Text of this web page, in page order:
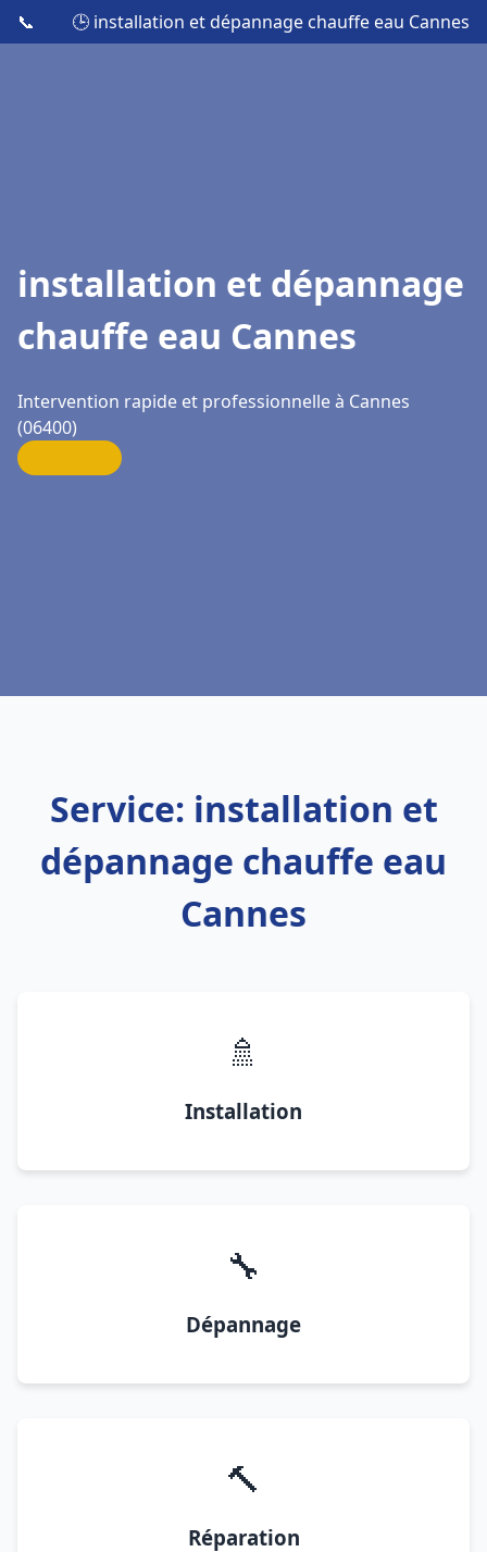
📞 🕒 installation et dépannage chauffe eau Cannes
installation et dépannage
chauffe eau Cannes
Intervention rapide et professionnelle à Cannes
(06400)
Service: installation et
dépannage chauffe eau
Cannes
🚿
Installation
🔧
Dépannage
🔨
Réparation